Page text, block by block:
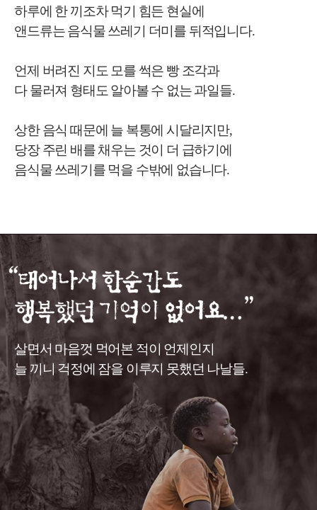
하루에 한 끼조차 먹기 힘든 현실에
앤드류는 음식물 쓰레기 더미를 뒤적입니다.
언제 버려진 지도 모를 썩은 빵 조각과
다 물러져 형태도 알아볼 수 없는 과일들.
상한 음식 때문에 늘 복통에 시달리지만,
당장 주린 배를 채우는 것이 더 급하기에
음식물 쓰레기를 먹을 수밖에 없습니다.
살면서 마음껏 먹어본 적이 언제인지
늘 끼니 걱정에 잠을 이루지 못했던 나날들.